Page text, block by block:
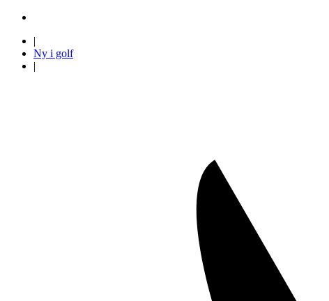
|
Ny i golf
|